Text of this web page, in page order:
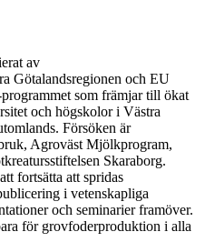
av
Götalandsregionen och EU
som främjar till ökat
och högskolor i Västra
Försöken är
Agroväst Mjölkprogram,
Skaraborg.
fortsätta att spridas
i vetenskapliga
och seminarier framöver.
för grovfoderproduktion i alla